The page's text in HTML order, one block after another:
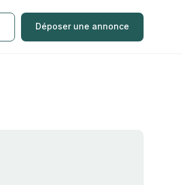
Déposer une annonce